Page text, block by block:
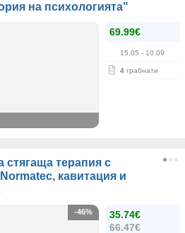
на психологията"
69.99€
15.05 - 10.09
4 грабнати
терапия с
кавитация и
35.74€
66.47€
-46%